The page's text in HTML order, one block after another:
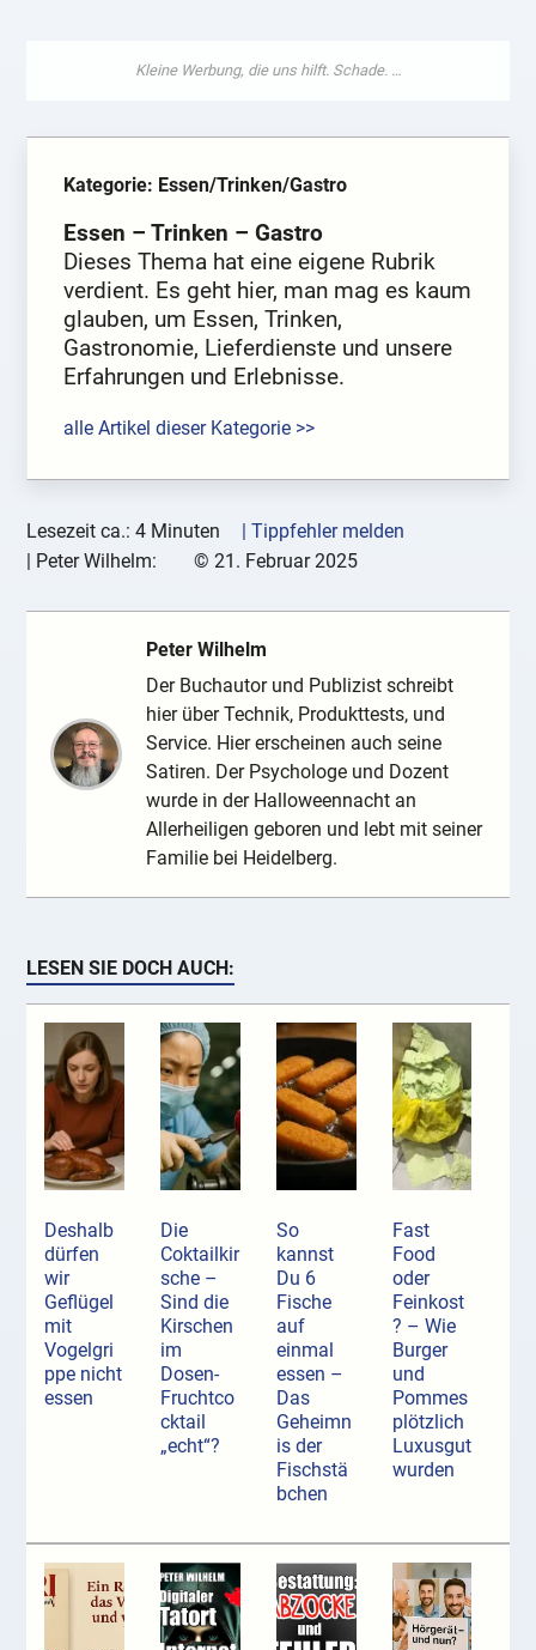
Kategorie: Essen/Trinken/Gastro
Essen – Trinken – Gastro
Dieses Thema hat eine eigene Rubrik
verdient. Es geht hier, man mag es kaum
glauben, um Essen, Trinken,
Gastronomie, Lieferdienste und unsere
Erfahrungen und Erlebnisse.
alle Artikel dieser Kategorie >>
Lesezeit ca.: 4 Minuten
| Tippfehler melden
| Peter Wilhelm: © 21. Februar 2025
Peter Wilhelm
Der Buchautor und Publizist schreibt
hier über Technik, Produkttests, und
Service. Hier erscheinen auch seine
Satiren. Der Psychologe und Dozent
wurde in der Halloweennacht an
Allerheiligen geboren und lebt mit seiner
Familie bei Heidelberg.
LESEN SIE DOCH AUCH:
Deshalb
dürfen
wir
Geflügel
mit
Vogelgri
ppe nicht
essen
Die
Coktailkir
sche –
Sind die
Kirschen
im
Dosen-
Fruchtco
cktail
„echt“?
So
kannst
Du 6
Fische
auf
einmal
essen –
Das
Geheimn
is der
Fischstä
bchen
Fast
Food
oder
Feinkost
? – Wie
Burger
und
Pommes
plötzlich
Luxusgut
wurden